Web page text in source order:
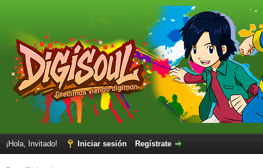
¡Hola, Invitado! Iniciar sesión Regístrate